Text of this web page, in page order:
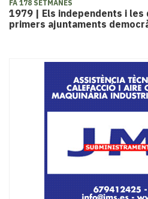
FA 178 SETMANES
1979 | Els independents i les
primers ajuntaments